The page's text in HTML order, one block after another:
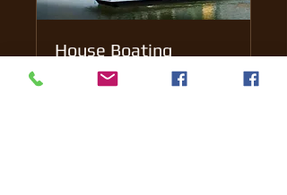
House Boating
Portugal - Alqueva